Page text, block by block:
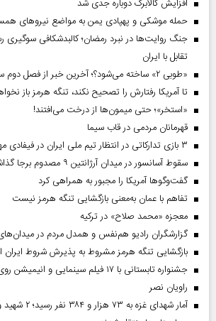
افزایش کالابرگ دوباره جدی شد
حمله موشکی و پهپادی یمن به مواضع نیروهای
جنگ روایت‌ها در نبرد رمضان؛ کالبدشکافی سوگیری
تقابل با ایران
«طوبی ۲» ساخته می‌شود؟؛ آخرین خبر از فصل دوم سریال پربیننده تلویزیون
تا آمریکا رفتارش را تصحیح نکند، تنگه هرمز باز
«استخر»‌‌؛ حتی میمون‌ها از درخت می‌افتند!
قهرمانان مردمی در قاب سیما
۳ بازی تدارکاتی در انتظار تیم ملی ایران در فیفادی مهر
سقوط آسانسور در میدان آرژانتین ۹ مصدوم برجا گذاشت
گفت‌وگوها آمریکا را مجبور به همراهی کرد
تفاهم با عمان به‌معنی بازگشایی تنگه هرمز نیست
معجزه «محمد صلاح» در ترکیه
گزارشگران رادیو هم‌نفس و همدل مردم در
بازگشایی تنگه هرمز مشروط به پذیرش شروط
جشنواره تابستانی با ۱۷ فیلم سینمایی و انیمیشن روی آنتن تلویزیون
راویان نصر